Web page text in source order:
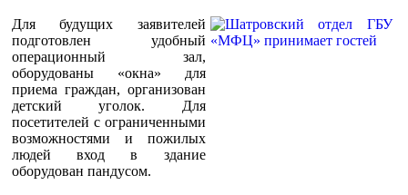
Для будущих заявителей
подготовлен удобный
операционный зал,
оборудованы «окна» для
приема граждан, организован
детский уголок. Для
посетителей с ограниченными
возможностями и пожилых
людей вход в здание
оборудован пандусом.